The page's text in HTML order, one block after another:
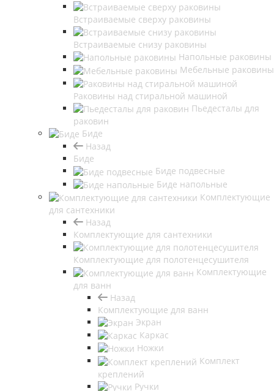
Встраиваемые сверху раковины
Встраиваемые снизу раковины
Напольные раковины
Мебельные раковины
Раковины над стиральной машиной
Пьедесталы для
раковин
Биде
Назад
Биде
Биде подвесные
Биде напольные
Комплектующие
для сантехники
Назад
Комплектующие для сантехники
Комплектующие для полотенцесушителя
Комплектующие
для ванн
Назад
Комплектующие для ванн
Экран
Каркас
Ножки
Комплект
креплений
Ручки